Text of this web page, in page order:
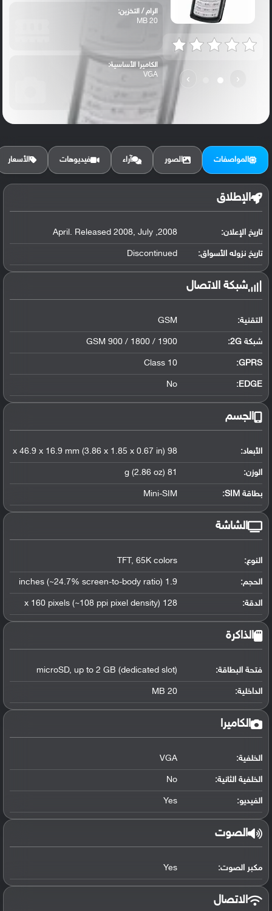
‹
›
الرام / التخزين:
20 MB
الكاميرا الأساسية:
VGA
المواصفات الصور آراء فيديوهات الأسعار
الإطلاق
تاريخ الإعلان: 2008, April. Released 2008, July
تاريخ نزوله الأسواق: Discontinued
شبكة الاتصال
التقنية: GSM
شبكة 2G: GSM 900 / 1800 / 1900
GPRS:
Class 10
EDGE:
No
الجسم
الأبعاد: 98 x 46.9 x 16.9 mm (3.86 x 1.85 x 0.67 in)
الوزن: 81 g (2.86 oz)
بطاقة SIM: Mini-SIM
الشاشة
النوع: TFT, 65K colors
الحجم: 1.9 inches (~24.7% screen-to-body ratio)
الدقة: 128 x 160 pixels (~108 ppi pixel density)
الذاكرة
فتحة البطاقة: microSD, up to 2 GB (dedicated slot)
الداخلية: 20 MB
الكاميرا
الخلفية: VGA
الخلفية الثانية: No
الفيديو: Yes
الصوت
مكبر الصوت: Yes
الاتصال